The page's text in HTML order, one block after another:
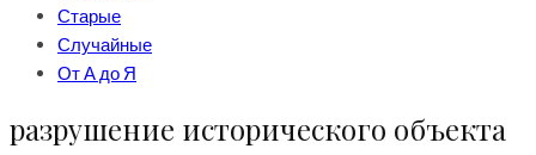
Старые
Случайные
От А до Я
разрушение исторического объекта